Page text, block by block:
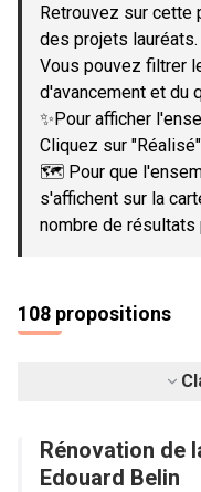
−
Retrouvez sur cette
des projets lauréats.
Vous pouvez filtrer
d'avancement et du
✨Pour afficher
Cliquez sur
🗺️ Pour que
s'affichent sur la
nombre de résultats
108 propositions
Rénovation de
Edouard Belin